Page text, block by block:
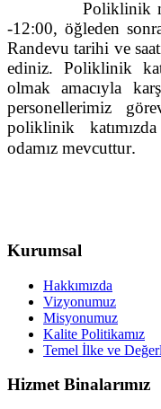
Poliklinik
-12:00, öğleden
Randevu tarihi ve
ediniz. Poliklinik
olmak amacıyla
personellerimiz
poliklinik
odamız mevcuttur.
Kurumsal
Hakkımızda
Vizyonumuz
Misyonumuz
Kalite Politikamız
Temel İlke ve
Hizmet Binalarımız